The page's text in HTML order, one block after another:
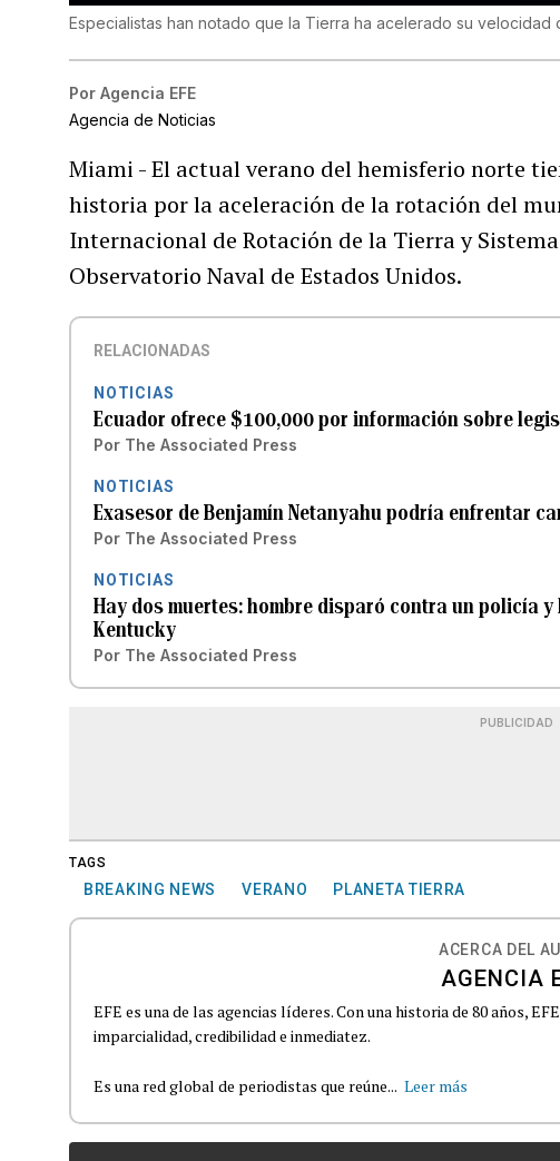
Especialistas han notado que la Tierra ha acelerado su
Por Agencia EFE
Agencia de Noticias
Miami - El actual verano del hemisferio norte
historia por la aceleración de la rotación del
Internacional de Rotación de la Tierra y
Observatorio Naval de Estados Unidos.
RELACIONADAS
NOTICIAS
Ecuador ofrece $100,000 por información sobre
Por The Associated Press
NOTICIAS
Exasesor de Benjamín Netanyahu podría enfrentar
Por The Associated Press
NOTICIAS
Hay dos muertes: hombre disparó contra un policía
Kentucky
Por The Associated Press
PUBLICIDAD
TAGS
BREAKING NEWS VERANO PLANETA TIERRA
ACERCA DEL
AGENCIA
EFE es una de las agencias líderes. Con una historia de 80 años,
imparcialidad, credibilidad e inmediatez.
Es una red global de periodistas que reúne... Leer más